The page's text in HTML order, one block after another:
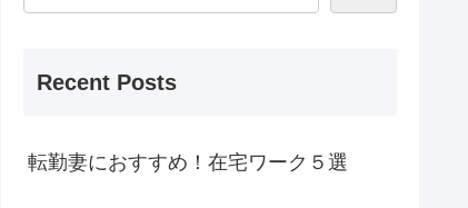
Recent Posts
転勤妻におすすめ！在宅ワーク５選